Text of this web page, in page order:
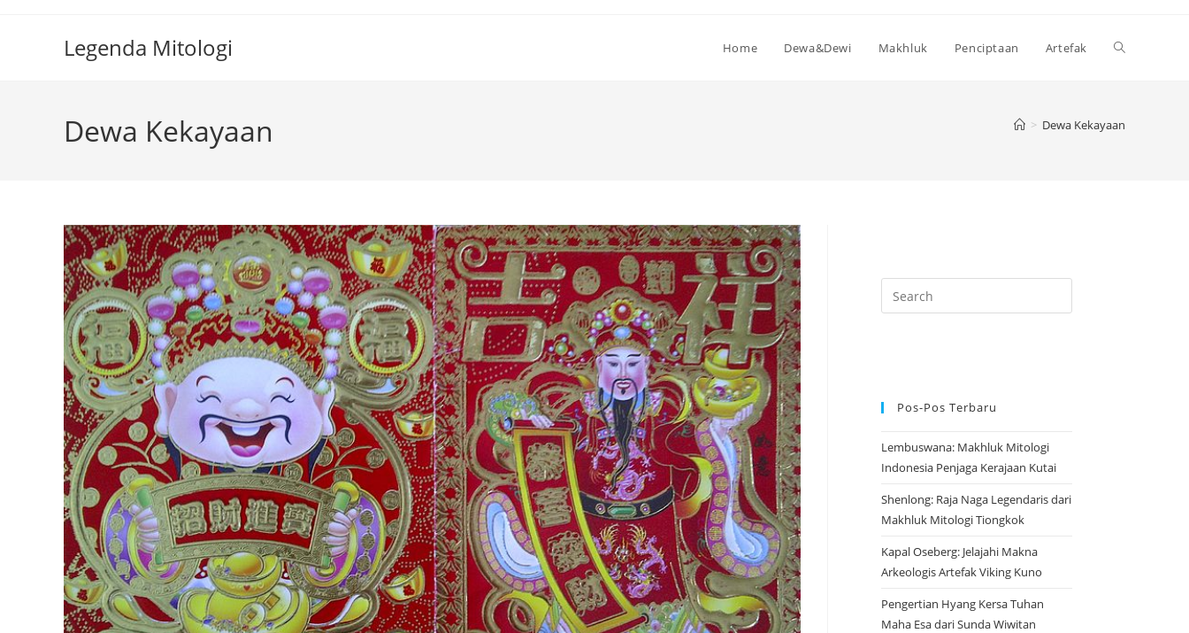
Legenda Mitologi Home Dewa&Dewi Makhluk Penciptaan Artefak Toggle
Dewa Kekayaan > Dewa Kekayaan
Pos-Pos Terbaru
Lembuswana: Makhluk Mitologi
Indonesia Penjaga Kerajaan Kutai
Shenlong: Raja Naga Legendaris dari
Makhluk Mitologi Tiongkok
Kapal Oseberg: Jelajahi Makna
Arkeologis Artefak Viking Kuno
Pengertian Hyang Kersa Tuhan
Maha Esa dari Sunda Wiwitan